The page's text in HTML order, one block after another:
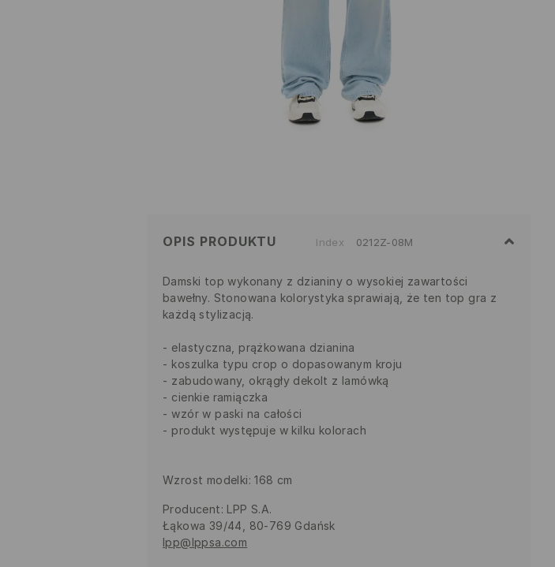
OPIS PRODUKTU Index 0212Z-08M
Damski top wykonany z dzianiny o wysokiej zawartości
bawełny. Stonowana kolorystyka sprawiają, że ten top gra z
każdą stylizacją.
elastyczna, prążkowana dzianina
koszulka typu crop o dopasowanym kroju
zabudowany, okrągły dekolt z lamówką
cienkie ramiączka
wzór w paski na całości
produkt występuje w kilku kolorach
Wzrost modelki: 168 cm
Producent: LPP S.A.
Łąkowa 39/44, 80-769 Gdańsk
lpp@lppsa.com